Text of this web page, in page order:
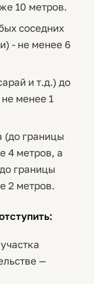
10 метров.
соседних
- не менее 6
и т.д.) до
менее 1
(до границы
4 метров, а
границы
2 метров.
—